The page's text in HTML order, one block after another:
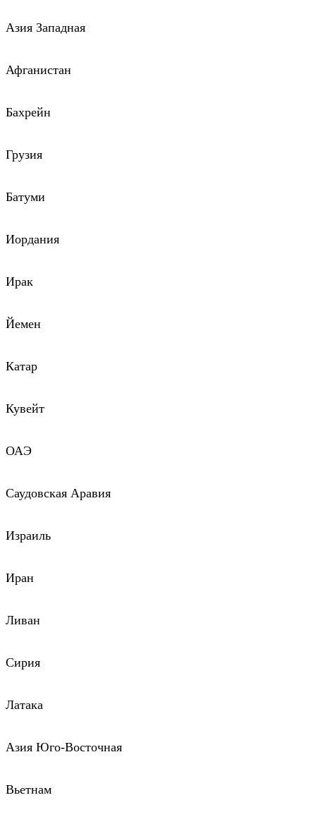
Азия Западная
Афганистан
Бахрейн
Грузия
Батуми
Иордания
Ирак
Йемен
Катар
Кувейт
ОАЭ
Саудовская Аравия
Израиль
Иран
Ливан
Сирия
Латака
Азия Юго-Восточная
Вьетнам